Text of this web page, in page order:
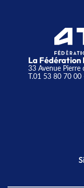
La Fédération
33 Avenue
T.01 53 80 70 00